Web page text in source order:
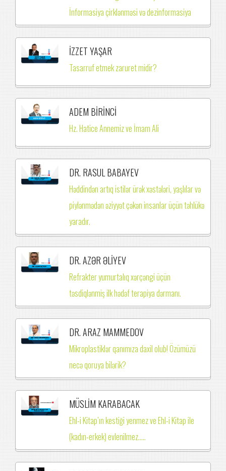
İnformasiya çirklənməsi və dezinformasiya
İZZET YAŞAR
Tasarruf etmek zaruret midir?
ADEM BİRİNCİ
Hz. Hatice Annemiz ve İmam Ali
DR. RASUL BABAYEV
Həddindən artıq istilər ürək xəstələri, yaşlılar və
piylənmədən əziyyət çəkən insanlar üçün təhlükə
yaradır.
DR. AZƏR ƏLİYEV
Refrakter yumurtalıq xərçəngi üçün
təsdiqlənmiş ilk hədəf terapiya dərmanı.
DR. ARAZ MAMMEDOV
Mikroplastiklər qanımıza daxil olub! Özümüzü
necə qoruya bilərik?
MÜSLİM KARABACAK
Ehl-i Kitap’ın kestiği yenmez ve Ehl-i Kitap ile
(kadın-erkek) evlenilmez.….